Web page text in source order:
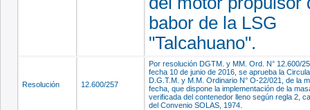
babor de la LSG
"Talcahuano".
Resolución 12.600/257
Por resolución DGTM. y MM. Ord. N° 12.600/
fecha 10 de junio de 2016, se aprueba la
D.G.T.M. y M.M. Ordinario N° O-22/021, de la
fecha, que dispone la implementación de la
verificada del contenedor lleno según regla 2,
del Convenio SOLAS, 1974.